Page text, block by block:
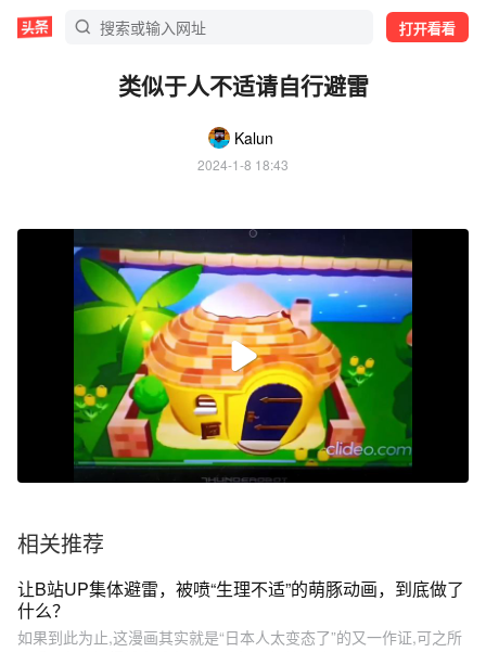
打开看看
类似于人不适请自行避雷
Kalun
2024-1-8 18:43
相关推荐
让B站UP集体避雷，被喷“生理不适”的萌豚动画，到底做了
什么？
如果到此为止,这漫画其实就是“日本人太变态了”的又一作证,可之所